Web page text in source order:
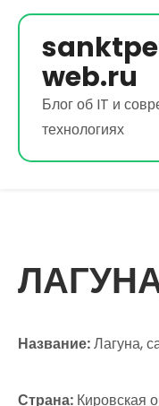
Перейти
содержимому
web.ru
Блог об IT и
технологиях
Название:Лагуна,
Страна: Кировская